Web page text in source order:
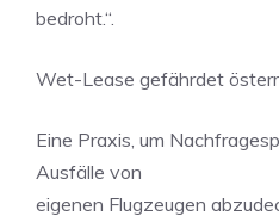
bedroht.“.
Wet-Lease gefährdet
Eine Praxis, um
Ausfälle von
eigenen Flugzeugen